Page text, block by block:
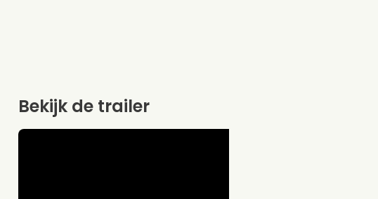
Bekijk de trailer